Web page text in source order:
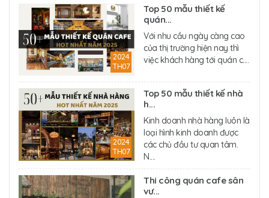
2024
TH07
Top 50 mẫu thiết kế
quán...
Với nhu cầu ngày càng cao
của thị trường hiện nay thì
việc khách hàng tới quán c....
2024
TH07
Top 50 mẫu thiết kế nhà
h...
Kinh doanh nhà hàng luôn là
loại hình kinh doanh được
các chủ đầu tư quan tâm.
N....
Thi công quán cafe sân
vư...